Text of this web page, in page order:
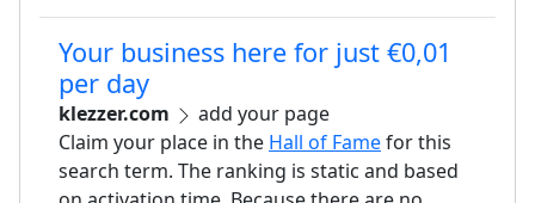
Your business here for just €0,01
per day
klezzer.com
add your page
Claim your place in the Hall of Famefor this
search term. The ranking is static and based